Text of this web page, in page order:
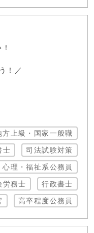
！／
上級・国家一般職
士
司法試験対策
心理・福祉系公務員
労務士
行政書士
高卒程度公務員